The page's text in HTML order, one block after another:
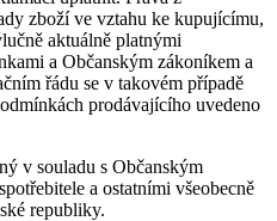
zboží ve vztahu ke kupujícímu,
aktuálně platnými
a Občanským zákoníkem a
řádu se v takovém případě
prodávajícího uvedeno
v souladu s Občanským
a ostatními všeobecně
republiky.